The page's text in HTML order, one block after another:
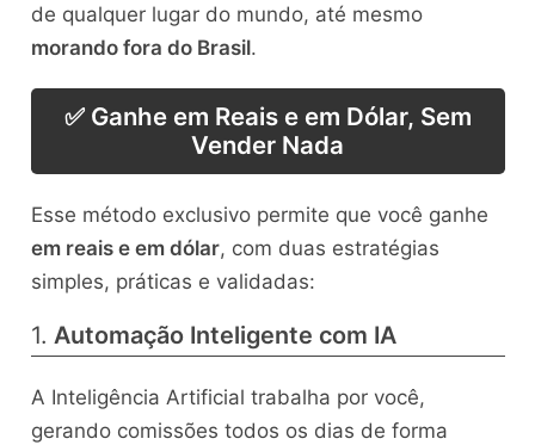
de qualquer lugar do mundo, até mesmo
morando fora do Brasil.
✅ Ganhe em Reais e em Dólar, Sem
Vender Nada
Esse método exclusivo permite que você ganhe
em reais e em dólar, com duas estratégias
simples, práticas e validadas:
1. Automação Inteligente com IA
A Inteligência Artificial trabalha por você,
gerando comissões todos os dias de forma